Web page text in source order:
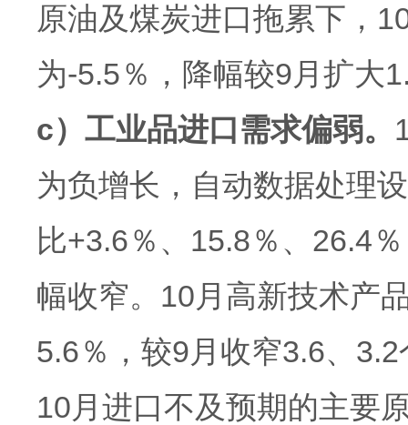
原油及煤炭进口拖累下，
为-5.5％，降幅较9月扩大
c）工业品进口需求偏弱。
为负增长，自动数据处理
比+3.6％、15.8％、26.4
幅收窄。10月高新技术产
5.6％，较9月收窄3.6、
10月进口不及预期的主要